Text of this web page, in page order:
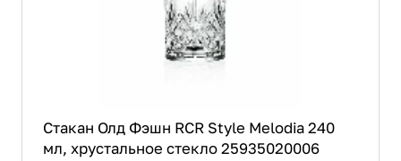
Стакан Олд Фэшн RCR Style Melodia 240
мл, хрустальное стекло 25935020006